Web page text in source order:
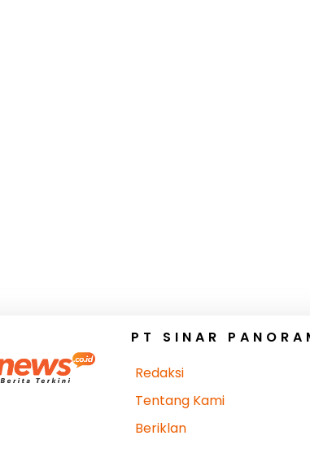
PT SINAR
Redaksi
Tentang Kami
Beriklan